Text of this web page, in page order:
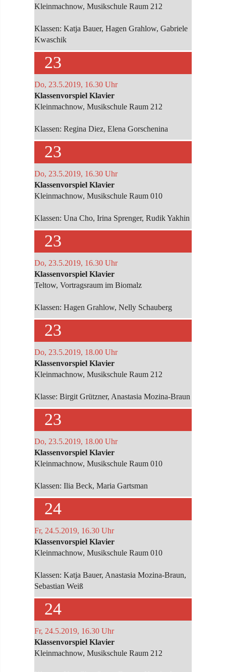
Kleinmachnow, Musikschule Raum 212
Klassen: Katja Bauer, Hagen Grahlow, Gabriele
Kwaschik
23
Do, 23.5.2019, 16.30 Uhr
Klassenvorspiel Klavier
Kleinmachnow, Musikschule Raum 212
Klassen: Regina Diez, Elena Gorschenina
23
Do, 23.5.2019, 16.30 Uhr
Klassenvorspiel Klavier
Kleinmachnow, Musikschule Raum 010
Klassen: Una Cho, Irina Sprenger, Rudik Yakhin
23
Do, 23.5.2019, 16.30 Uhr
Klassenvorspiel Klavier
Teltow, Vortragsraum im Biomalz
Klassen: Hagen Grahlow, Nelly Schauberg
23
Do, 23.5.2019, 18.00 Uhr
Klassenvorspiel Klavier
Kleinmachnow, Musikschule Raum 212
Klasse: Birgit Grützner, Anastasia Mozina-Braun
23
Do, 23.5.2019, 18.00 Uhr
Klassenvorspiel Klavier
Kleinmachnow, Musikschule Raum 010
Klassen: Ilia Beck, Maria Gartsman
24
Fr, 24.5.2019, 16.30 Uhr
Klassenvorspiel Klavier
Kleinmachnow, Musikschule Raum 010
Klassen: Katja Bauer, Anastasia Mozina-Braun,
Sebastian Weiß
24
Fr, 24.5.2019, 16.30 Uhr
Klassenvorspiel Klavier
Kleinmachnow, Musikschule Raum 212